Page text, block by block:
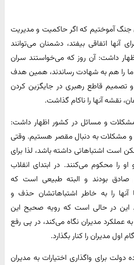
جنگ آموختیم که اگر حاکمیت و مدیریت
آنها اتفاقی بیفتد، دشمنان می‌توانند
داشت: آن روز که می‌خواستند سران
ما را هم به شهادت رساندند، همین هدف
و تصمیم قاطع رهبری در جایگزین کردن
نقشه آنها را ناکام گذاشت.
مشکلات و مسائل در کشور اظهار داشت:
و مشکلات به دنبال مقصر هستیم. وقتی
است اشتباهاتی داشته باشد، لذا برای
را محکوم می‌کنند. در ابتدای انقلاب
صادق بودند و البته طبیعی است که
آنها را به خاطر اشتباهاتشان حذف و
این در حالی است که رویه صحیح این
مدیران نگاه می‌کند، در پی رفع
اول مدیران را کنار بگذارد.
دولت برای واگذاری اختیارات به مدیران